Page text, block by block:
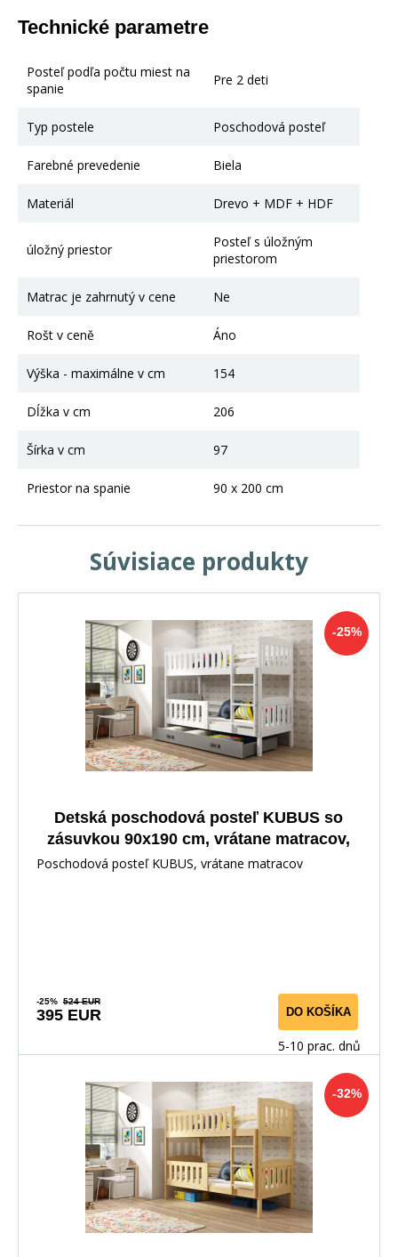
Technické parametre
Posteľ podľa počtu miest na
spanie
Pre 2 deti
Typ postele Poschodová posteľ
Farebné prevedenie Biela
Materiál Drevo + MDF + HDF
úložný priestor
Posteľ s úložným
priestorom
Matrac je zahrnutý v cene Ne
Rošt v ceně Áno
Výška - maximálne v cm 154
Dĺžka v cm 206
Šírka v cm 97
Priestor na spanie 90 x 200 cm
Súvisiace produkty
-25%
Detská poschodová posteľ KUBUS so
zásuvkou 90x190 cm, vrátane matracov,
Biela/Grafitová
Poschodová posteľ KUBUS, vrátane matracov
-25% 524 EUR
395 EUR DO KOŠÍKA
5-10 prac. dnů
-32%